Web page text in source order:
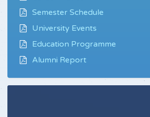
Semester Schedule
University Events
Education Programme
Alumni Report